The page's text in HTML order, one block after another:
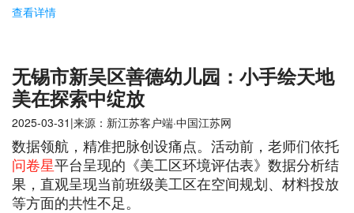
查看详情
无锡市新吴区善德幼儿园：小手绘天地
美在探索中绽放
2025-03-31|来源：新江苏客户端·中国江苏网
数据领航，精准把脉创设痛点。活动前，老师们依托
问卷星平台呈现的《美工区环境评估表》数据分析结
果，直观呈现当前班级美工区在空间规划、材料投放
等方面的共性不足。